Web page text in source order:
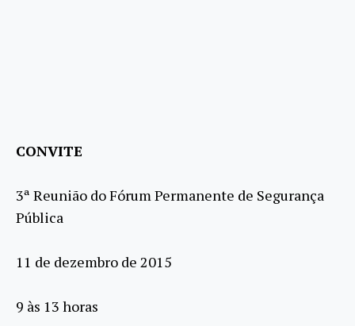
CONVITE
3ª Reunião do Fórum Permanente de Segurança
Pública
11 de dezembro de 2015
9 às 13 horas